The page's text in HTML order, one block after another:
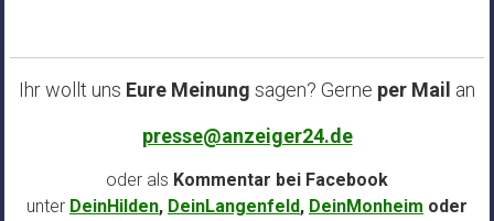
Ihr wollt uns Eure Meinung sagen? Gerne per Mail an
presse@anzeiger24.de
oder als Kommentar bei Facebook
unter DeinHilden, DeinLangenfeld, DeinMonheim oder